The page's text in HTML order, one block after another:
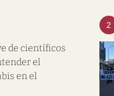
de científicos
el
en el
2